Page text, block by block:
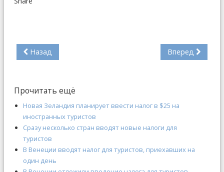
Назад Вперед
Прочитать ещё
Новая Зеландия планирует ввести налог в $25 на
иностранных туристов
Сразу несколько стран вводят новые налоги для
туристов
В Венеции вводят налог для туристов, приехавших на
один день